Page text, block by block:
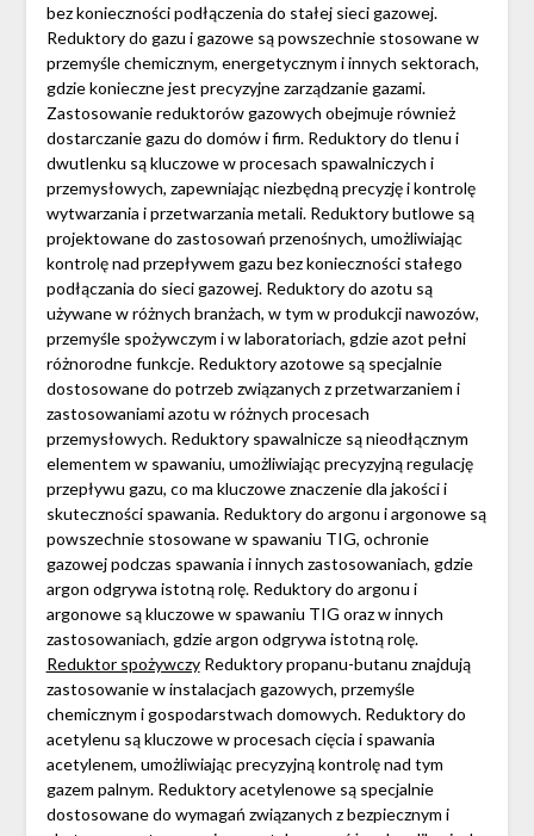
bez konieczności podłączenia do stałej sieci gazowej.
Reduktory do gazu i gazowe są powszechnie stosowane w
przemyśle chemicznym, energetycznym i innych sektorach,
gdzie konieczne jest precyzyjne zarządzanie gazami.
Zastosowanie reduktorów gazowych obejmuje również
dostarczanie gazu do domów i firm. Reduktory do tlenu i
dwutlenku są kluczowe w procesach spawalniczych i
przemysłowych, zapewniając niezbędną precyzję i kontrolę
wytwarzania i przetwarzania metali. Reduktory butlowe są
projektowane do zastosowań przenośnych, umożliwiając
kontrolę nad przepływem gazu bez konieczności stałego
podłączania do sieci gazowej. Reduktory do azotu są
używane w różnych branżach, w tym w produkcji nawozów,
przemyśle spożywczym i w laboratoriach, gdzie azot pełni
różnorodne funkcje. Reduktory azotowe są specjalnie
dostosowane do potrzeb związanych z przetwarzaniem i
zastosowaniami azotu w różnych procesach
przemysłowych. Reduktory spawalnicze są nieodłącznym
elementem w spawaniu, umożliwiając precyzyjną regulację
przepływu gazu, co ma kluczowe znaczenie dla jakości i
skuteczności spawania. Reduktory do argonu i argonowe są
powszechnie stosowane w spawaniu TIG, ochronie
gazowej podczas spawania i innych zastosowaniach, gdzie
argon odgrywa istotną rolę. Reduktory do argonu i
argonowe są kluczowe w spawaniu TIG oraz w innych
zastosowaniach, gdzie argon odgrywa istotną rolę.
Reduktor spożywczyReduktory propanu-butanu znajdują
zastosowanie w instalacjach gazowych, przemyśle
chemicznym i gospodarstwach domowych. Reduktory do
acetylenu są kluczowe w procesach cięcia i spawania
acetylenem, umożliwiając precyzyjną kontrolę nad tym
gazem palnym. Reduktory acetylenowe są specjalnie
dostosowane do wymagań związanych z bezpiecznym i